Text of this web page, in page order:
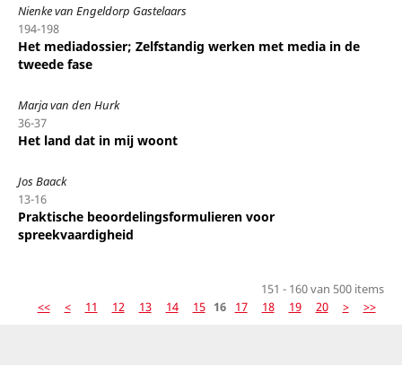
Nienke van Engeldorp Gastelaars
194-198
Het mediadossier; Zelfstandig werken met media in de
tweede fase
Marja van den Hurk
36-37
Het land dat in mij woont
Jos Baack
13-16
Praktische beoordelingsformulieren voor
spreekvaardigheid
151 - 160 van 500 items
<<
< 11 12 13 14 15 16 17 18 19 20 > >>